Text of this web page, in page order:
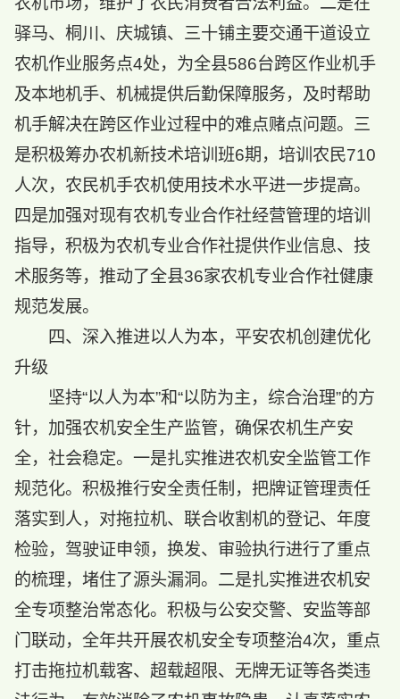
驿马、桐川、庆城镇、三十铺主要交通干道设立
农机作业服务点4处，为全县586台跨区作业机手
及本地机手、机械提供后勤保障服务，及时帮助
机手解决在跨区作业过程中的难点赌点问题。三
是积极筹办农机新技术培训班6期，培训农民710
人次，农民机手农机使用技术水平进一步提高。
四是加强对现有农机专业合作社经营管理的培训
指导，积极为农机专业合作社提供作业信息、技
术服务等，推动了全县36家农机专业合作社健康
规范发展。
四、深入推进以人为本，平安农机创建优化
升级
坚持“以人为本”和“以防为主，综合治理”的方
针，加强农机安全生产监管，确保农机生产安
全，社会稳定。一是扎实推进农机安全监管工作
规范化。积极推行安全责任制，把牌证管理责任
落实到人，对拖拉机、联合收割机的登记、年度
检验，驾驶证申领，换发、审验执行进行了重点
的梳理，堵住了源头漏洞。二是扎实推进农机安
全专项整治常态化。积极与公安交警、安监等部
门联动，全年共开展农机安全专项整治4次，重点
打击拖拉机载客、超载超限、无牌无证等各类违